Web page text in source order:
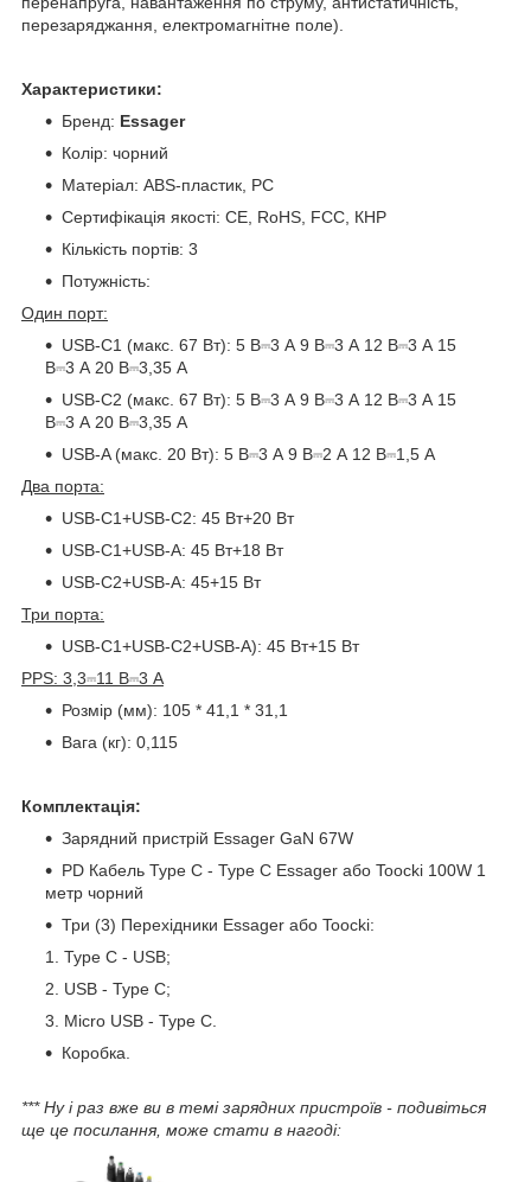
перезаряджання, електромагнітне поле).
Характеристики:
Бренд: Essager
Колір: чорний
Матеріал: ABS-пластик, PC
Сертифікація якості: CE, RoHS, FCC, КНР
Кількість портів: 3
Потужність:
Один порт:
USB-C1 (макс. 67 Вт): 5 В⎓3 А 9 В⎓3 А 12 В⎓3 А 15
В⎓3 А 20 В⎓3,35 А
USB-C2 (макс. 67 Вт): 5 В⎓3 А 9 В⎓3 А 12 В⎓3 А 15
В⎓3 А 20 В⎓3,35 А
USB-A (макс. 20 Вт): 5 В⎓3 А 9 В⎓2 А 12 В⎓1,5 А
Два порта:
USB-C1+USB-C2: 45 Вт+20 Вт
USB-C1+USB-A: 45 Вт+18 Вт
USB-C2+USB-A: 45+15 Вт
Три порта:
USB-C1+USB-C2+USB-A): 45 Вт+15 Вт
PPS: 3,3⎓11 В⎓3 А
Розмір (мм): 105 * 41,1 * 31,1
Вага (кг): 0,115
Комплектація:
Зарядний пристрій Essager GaN 67W
PD Кабель Type C - Type C Essager або Toocki 100W 1
метр чорний
Три (3) Перехідники Essager або Toocki:
Type C - USB;
USB - Type C;
Micro USB - Type C.
Коробка.
*** Ну і раз вже ви в темі зарядних пристроїв - подивіться
ще це посилання, може стати в нагоді: